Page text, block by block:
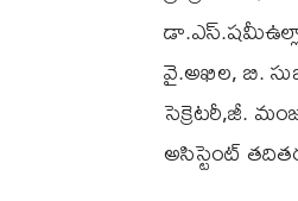
వై.అఖిల, బి.
సెక్రెటరీ,జీ.
అసిస్టెంట్